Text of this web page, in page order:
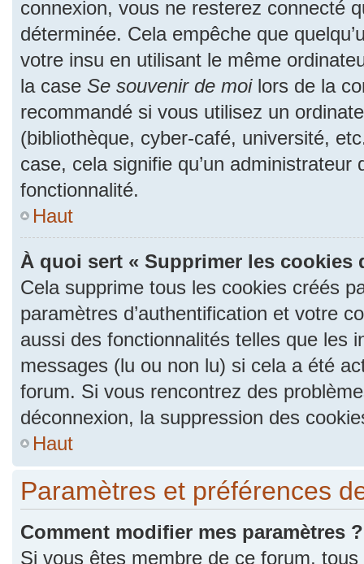
connexion, vous ne resterez connecté
déterminée. Cela empêche que
votre insu en utilisant le même
la case Se souvenir de moilors de la
recommandé si vous utilisez un
(bibliothèque, cyber-café, université,
case, cela signifie qu’un
fonctionnalité.
Haut
À quoi sert « Supprimer les cookies
Cela supprime tous les cookies créés
paramètres d’authentification et votre
aussi des fonctionnalités telles que les
messages (lu ou non lu) si cela a été
forum. Si vous rencontrez des
déconnexion, la suppression des
Haut
Paramètres et préférences
Comment modifier mes paramètres ?
Si vous êtes membre de ce forum,